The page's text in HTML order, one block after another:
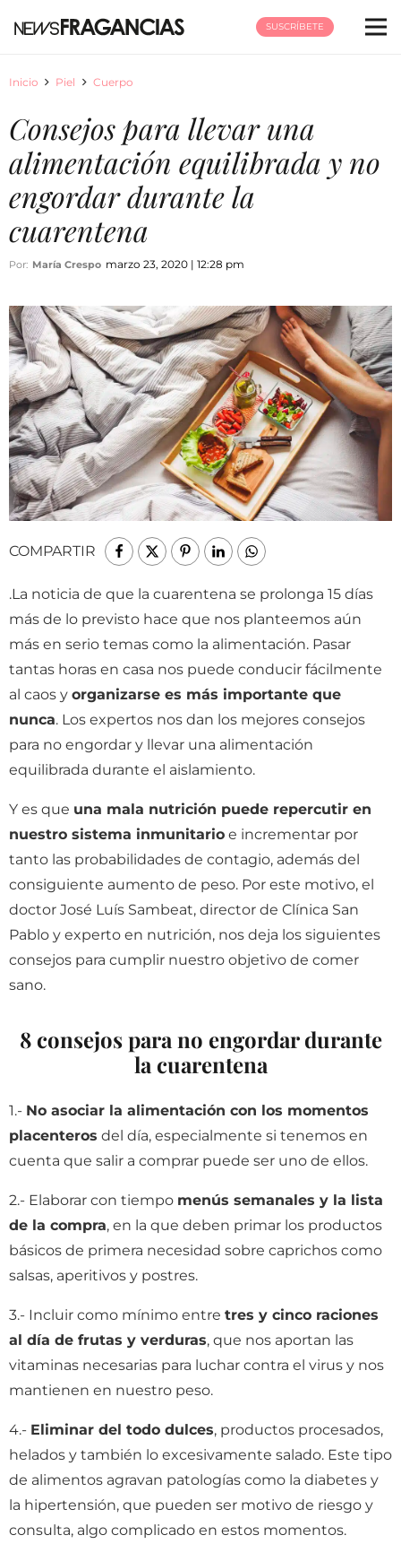
SUSCRÍBETE
Inicio Piel Cuerpo
Consejos para llevar una
alimentación equilibrada y no
engordar durante la
cuarentena
Por: María Crespo marzo 23, 2020 | 12:28 pm
COMPARTIR
.La noticia de que la cuarentena se prolonga 15 días
más de lo previsto hace que nos planteemos aún
más en serio temas como la alimentación. Pasar
tantas horas en casa nos puede conducir fácilmente
al caos y organizarse es más importante que
nunca. Los expertos nos dan los mejores consejos
para no engordar y llevar una alimentación
equilibrada durante el aislamiento.
Y es que una mala nutrición puede repercutir en
nuestro sistema inmunitario e incrementar por
tanto las probabilidades de contagio, además del
consiguiente aumento de peso. Por este motivo, el
doctor José Luís Sambeat, director de Clínica San
Pablo y experto en nutrición, nos deja los siguientes
consejos para cumplir nuestro objetivo de comer
sano.
8 consejos para no engordar durante
la cuarentena
1.- No asociar la alimentación con los momentos
placenteros del día, especialmente si tenemos en
cuenta que salir a comprar puede ser uno de ellos.
2.- Elaborar con tiempo menús semanales y la lista
de la compra, en la que deben primar los productos
básicos de primera necesidad sobre caprichos como
salsas, aperitivos y postres.
3.- Incluir como mínimo entre tres y cinco raciones
al día de frutas y verduras, que nos aportan las
vitaminas necesarias para luchar contra el virus y nos
mantienen en nuestro peso.
4.- Eliminar del todo dulces, productos procesados,
helados y también lo excesivamente salado. Este tipo
de alimentos agravan patologías como la diabetes y
la hipertensión, que pueden ser motivo de riesgo y
consulta, algo complicado en estos momentos.